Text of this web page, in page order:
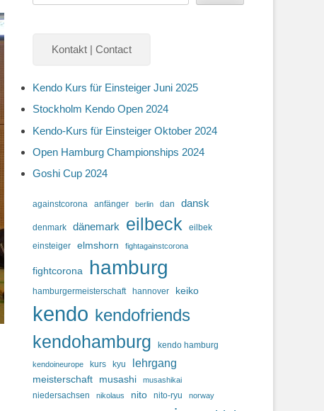
Kontakt | Contact
Kendo Kurs für Einsteiger Juni 2025
Stockholm Kendo Open 2024
Kendo-Kurs für Einsteiger Oktober 2024
Open Hamburg Championships 2024
Goshi Cup 2024
againstcorona anfänger berlin dan dansk
denmark dänemark eilbeck
eilbek
einsteiger
elmshorn fightagainstcorona
fightcorona hamburg
hamburgermeisterschaft hannover keiko
kendo kendofriends
kendohamburg kendo hamburg
kendoineurope kurs kyu lehrgang
meisterschaft musashi musashikai
niedersachsen nikolaus nito nito-ryu norway